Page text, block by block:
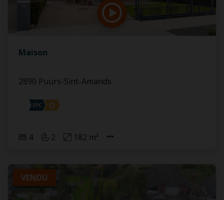
Maison
2890 Puurs-Sint-Amands
4 2 182 m²
VENDU